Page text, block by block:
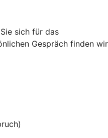
sich für das
Gespräch finden wir